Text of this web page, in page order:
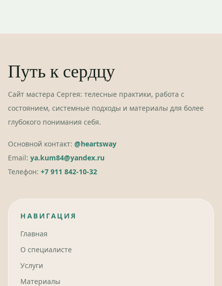
Путь к сердцу
Сайт мастера Сергея: телесные практики, работа с
состоянием, системные подходы и материалы для более
глубокого понимания себя.
Основной контакт: @heartsway
Email: ya.kum84@yandex.ru
Телефон: +7 911 842-10-32
НАВИГАЦИЯ
Главная
О специалисте
Услуги
Материалы